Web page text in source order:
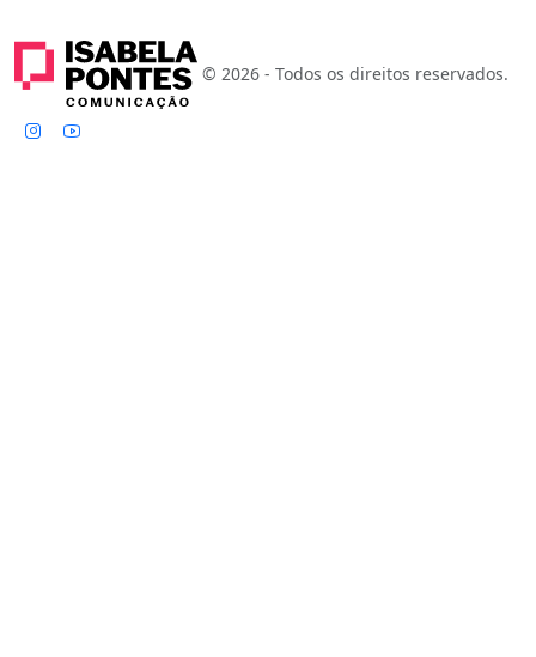
© 2026 - Todos os direitos reservados.